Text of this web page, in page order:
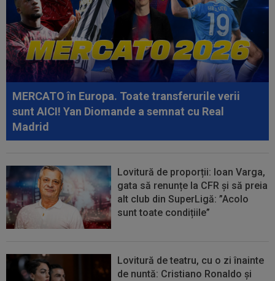
pe Digi Sport 1. Programul complet al...
09:49
Gata: făcut praf de Gigi Becali, a decis și vrea
să plece de la FCSB! ”Mi-e și...
09:49
"Dacă e nevoie de o sută de mingi ca să o
dobor, atunci așa să fie!" A produs...
MERCATO în Europa. Toate transferurile verii
sunt AICI! Yan Diomande a semnat cu Real
Madrid
Lovitură de proporții: Ioan Varga,
gata să renunțe la CFR și să preia
alt club din SuperLigă: ”Acolo
sunt toate condițiile”
Lovitură de teatru, cu o zi înainte
de nuntă: Cristiano Ronaldo și